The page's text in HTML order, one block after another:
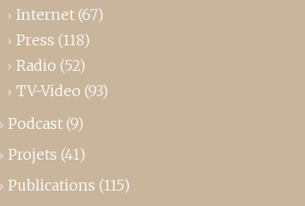
Internet (67)
Press (118)
Radio (52)
TV-Video (93)
Podcast (9)
Projets (41)
Publications (115)